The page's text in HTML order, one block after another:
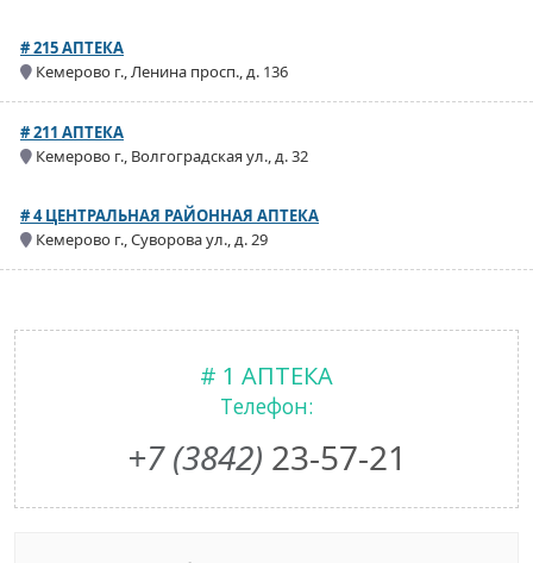
# 215 АПТЕКА
Кемерово г., Ленина просп., д. 136
# 211 АПТЕКА
Кемерово г., Волгоградская ул., д. 32
# 4 ЦЕНТРАЛЬНАЯ РАЙОННАЯ АПТЕКА
Кемерово г., Суворова ул., д. 29
# 1 АПТЕКА
Телефон:
+7 (3842) 23-57-21